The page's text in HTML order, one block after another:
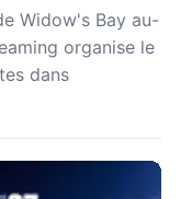
Widow's Bay au-
organise le
dans